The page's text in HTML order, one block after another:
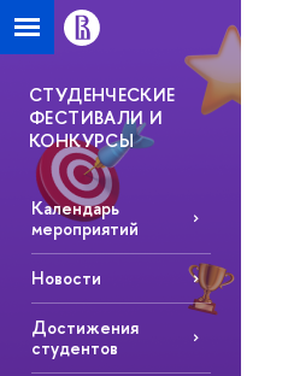
СТУДЕНЧЕСКИЕ
ФЕСТИВАЛИ И
КОНКУРСЫ
Календарь
мероприятий
Новости
Достижения
студентов